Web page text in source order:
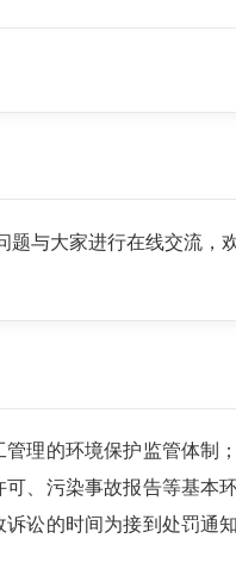
题与大家进行在线交流，
理的环境保护监管体制
、污染事故报告等基本
讼的时间为接到处罚通